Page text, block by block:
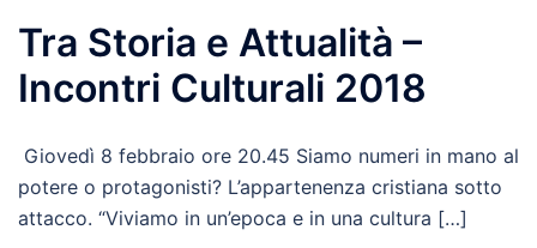
Tra Storia e Attualità –
Incontri Culturali 2018
Giovedì 8 febbraio ore 20.45 Siamo numeri in mano al
potere o protagonisti? L’appartenenza cristiana sotto
attacco. “Viviamo in un’epoca e in una cultura […]